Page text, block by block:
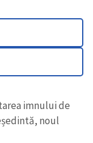
imnului de
noul